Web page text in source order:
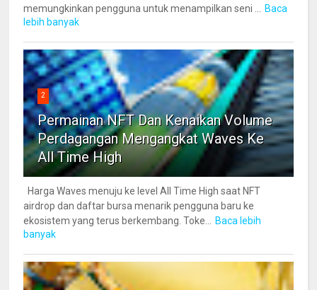
memungkinkan pengguna untuk menampilkan seni ...
Baca
lebih banyak
2
Permainan NFT Dan Kenaikan Volume
Perdagangan Mengangkat Waves Ke
All Time High
Harga Waves menuju ke level All Time High saat NFT
airdrop dan daftar bursa menarik pengguna baru ke
ekosistem yang terus berkembang. Toke...
Baca lebih
banyak